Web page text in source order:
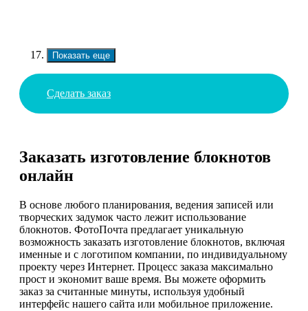
Показать еще
Сделать заказ
Заказать изготовление блокнотов
онлайн
В основе любого планирования, ведения записей или
творческих задумок часто лежит использование
блокнотов. ФотоПочта предлагает уникальную
возможность заказать изготовление блокнотов, включая
именные и с логотипом компании, по индивидуальному
проекту через Интернет. Процесс заказа максимально
прост и экономит ваше время. Вы можете оформить
заказ за считанные минуты, используя удобный
интерфейс нашего сайта или мобильное приложение.